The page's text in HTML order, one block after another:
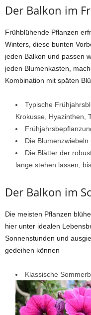
Der Balkon im
Frühblühende Pflanzen
Winters, diese bunten
jeden Balkon und passen
jeden Blumenkasten,
Kombination mit späten
Typische
Krokusse, Hyazinthen,
Die
Die Blätter der
lange stehen lassen,
Der Balkon im
Die meisten Pflanzen
hier unter idealen
Sonnenstunden und
gedeihen können
Klassische